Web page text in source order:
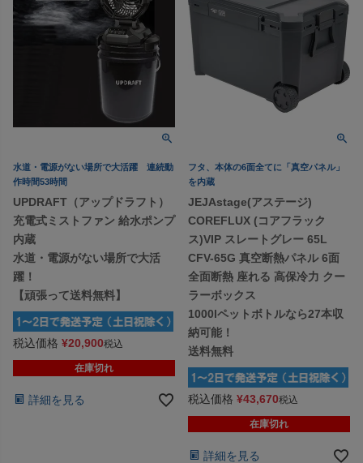
水道・電源がない場所で大活躍 連続動
作時間53時間
UPDRAFT（アップドラフト）
充電式ミストファン 給水ポンプ
内蔵
水道・電源がない場所で大活
躍！
【頑張って送料無料】
税込価格 ¥20,900税込
在庫切れ
詳細を見る
フタ、本体の6面全てに「真空パネル」
を内蔵
JEJAstage(アステージ)
COREFLUX (コアフラック
ス)VIP スレートグレー 65L
CFV-65G 真空断熱パネル 6面
全面断熱 座れる 高保冷力 クー
ラーボックス
1000lペットボトルなら27本収
納可能！
送料無料
税込価格 ¥43,670税込
在庫切れ
詳細を見る